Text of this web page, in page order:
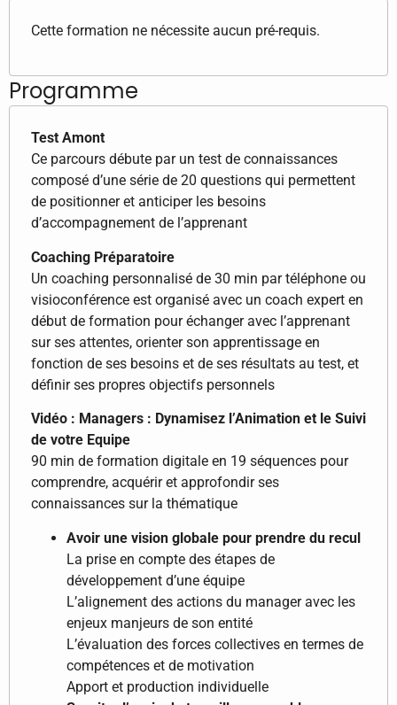
Cette formation ne nécessite aucun pré-requis.
Programme
Test Amont
Ce parcours débute par un test de connaissances
composé d’une série de 20 questions qui permettent
de positionner et anticiper les besoins
d’accompagnement de l’apprenant
Coaching Préparatoire
Un coaching personnalisé de 30 min par téléphone ou
visioconférence est organisé avec un coach expert en
début de formation pour échanger avec l’apprenant
sur ses attentes, orienter son apprentissage en
fonction de ses besoins et de ses résultats au test, et
définir ses propres objectifs personnels
Vidéo : Managers : Dynamisez l’Animation et le Suivi
de votre Equipe
90 min de formation digitale en 19 séquences pour
comprendre, acquérir et approfondir ses
connaissances sur la thématique
Avoir une vision globale pour prendre du recul
La prise en compte des étapes de
développement d’une équipe
L’alignement des actions du manager avec les
enjeux manjeurs de son entité
L’évaluation des forces collectives en termes de
compétences et de motivation
Apport et production individuelle